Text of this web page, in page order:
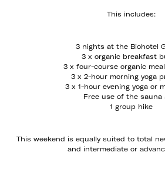
This includes:
3 nights at the Biohotel
3 x organic breakfast
3 x four-course organic
3 x 2-hour morning yoga
3 x 1-hour evening yoga or
Free use of the sauna
1 group hike
This weekend is equally suited to total
and intermediate or